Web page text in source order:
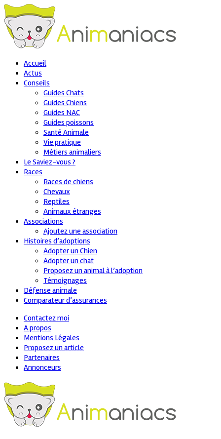
Accueil
Actus
Conseils
Guides Chats
Guides Chiens
Guides NAC
Guides poissons
Santé Animale
Vie pratique
Métiers animaliers
Le Saviez-vous ?
Races
Races de chiens
Chevaux
Reptiles
Animaux étranges
Associations
Ajoutez une association
Histoires d’adoptions
Adopter un Chien
Adopter un chat
Proposez un animal à l’adoption
Témoignages
Défense animale
Comparateur d’assurances
Contactez moi
A propos
Mentions Légales
Proposez un article
Partenaires
Annonceurs